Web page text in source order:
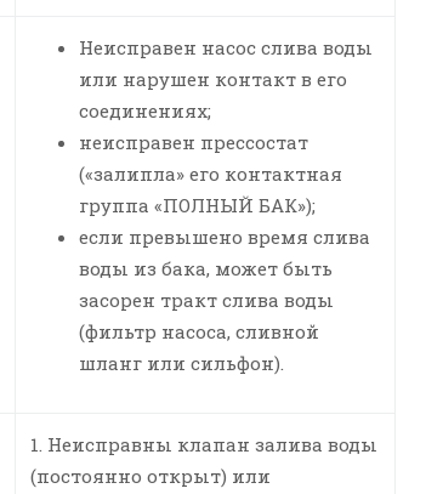
Неисправен насос слива воды
или нарушен контакт в его
соединениях;
неисправен прессостат
(«залипла» его контактная
группа «ПОЛНЫЙ БАК»);
если превышено время слива
воды из бака, может быть
засорен тракт слива воды
(фильтр насоса, сливной
шланг или сильфон).
1. Неисправны клапан залива воды
(постоянно открыт) или